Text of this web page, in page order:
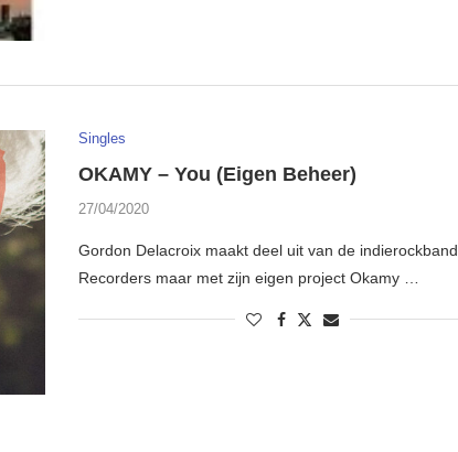
Singles
OKAMY – You (Eigen Beheer)
27/04/2020
Gordon Delacroix maakt deel uit van de indierockband
Recorders maar met zijn eigen project Okamy …